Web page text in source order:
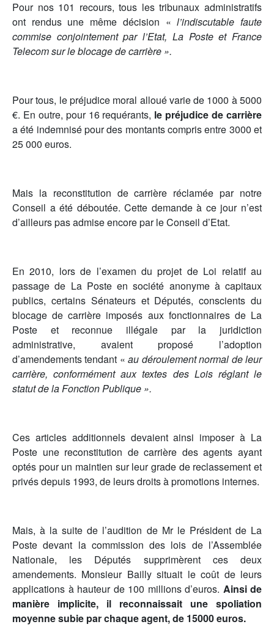
Pour nos 101 recours, tous les tribunaux administratifs
ont rendus une même décision «l’indiscutable faute
commise conjointement par l’Etat, La Poste et France
Telecom sur le blocage de carrière ».
Pour tous, le préjudice moral alloué varie de 1000 à 5000
€. En outre, pour 16 requérants, le préjudice de carrière
a été indemnisé pour des montants compris entre 3000 et
25 000 euros.
Mais la reconstitution de carrière réclamée par notre
Conseil a été déboutée. Cette demande à ce jour n’est
d’ailleurs pas admise encore par le Conseil d’Etat.
En 2010, lors de l’examen du projet de Loi relatif au
passage de La Poste en société anonyme à capitaux
publics, certains Sénateurs et Députés, conscients du
blocage de carrière imposés aux fonctionnaires de La
Poste et reconnue illégale par la juridiction
administrative, avaient proposé l’adoption
d’amendements tendant «au déroulement normal de leur
carrière, conformément aux textes des Lois réglant le
statut de la Fonction Publique ».
Ces articles additionnels devaient ainsi imposer à La
Poste une reconstitution de carrière des agents ayant
optés pour un maintien sur leur grade de reclassement et
privés depuis 1993, de leurs droits à promotions internes.
Mais, à la suite de l’audition de Mr le Président de La
Poste devant la commission des lois de l’Assemblée
Nationale, les Députés supprimèrent ces deux
amendements. Monsieur Bailly situait le coût de leurs
applications à hauteur de 100 millions d’euros. Ainsi de
manière implicite, il reconnaissait une spoliation
moyenne subie par chaque agent, de 15000 euros.